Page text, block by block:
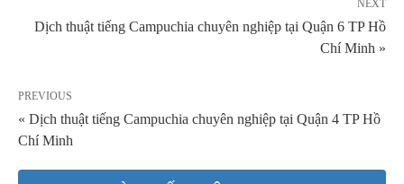
NEXT
Dịch thuật tiếng Campuchia chuyên nghiệp tại Quận 6 TP Hồ
Chí Minh »
PREVIOUS
« Dịch thuật tiếng Campuchia chuyên nghiệp tại Quận 4 TP Hồ
Chí Minh